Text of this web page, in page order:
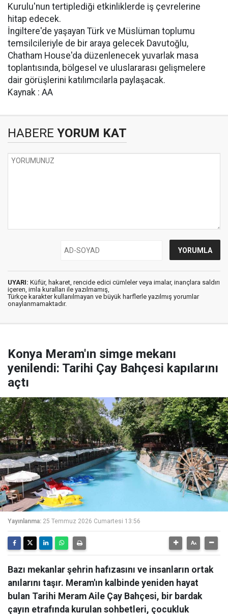
Kurulu'nun tertiplediği etkinliklerde iş çevrelerine
hitap edecek.
İngiltere'de yaşayan Türk ve Müslüman toplumu
temsilcileriyle de bir araya gelecek Davutoğlu,
Chatham House'da düzenlenecek yuvarlak masa
toplantısında, bölgesel ve uluslararası gelişmelere
dair görüşlerini katılımcılarla paylaşacak.
Kaynak : AA
HABERE YORUM KAT
UYARI: Küfür, hakaret, rencide edici cümleler veya imalar, inançlara saldırı
içeren, imla kuralları ile yazılmamış,
Türkçe karakter kullanılmayan ve büyük harflerle yazılmış yorumlar
onaylanmamaktadır.
Konya Meram'ın simge mekanı
yenilendi: Tarihi Çay Bahçesi kapılarını
açtı
Yayınlanma: 25 Temmuz 2026 Cumartesi 13:56
Bazı mekanlar şehrin hafızasını ve insanların ortak
anılarını taşır. Meram'ın kalbinde yeniden hayat
bulan Tarihi Meram Aile Çay Bahçesi, bir bardak
çayın etrafında kurulan sohbetleri, çocukluk